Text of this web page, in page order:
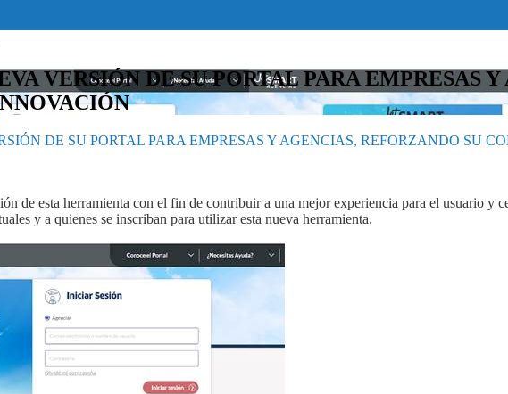
VERSIÓN DE SU PORTAL PARA EMPRESAS
DE SU PORTAL PARA EMPRESAS Y AGENCIAS, REFORZANDO SU
de esta herramienta con el fin de contribuir a una mejor experiencia para el usuario y
y a quienes se inscriban para utilizar esta nueva herramienta.